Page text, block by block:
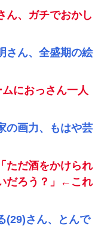
ん、ガチでおかし
さん、全盛期の絵
ムにおっさん一人
の画力、もはや芸
ただ酒をかけられ
だろう？」←これ
(29)さん、とんで